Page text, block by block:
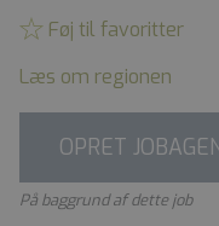
Føj til favoritter
Læs om regionen
OPRET
På baggrund af dette job